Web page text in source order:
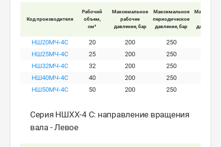
Код производителя
Рабочий
объем,
см³
Максимальное
рабочее
давление, бар
Максимальное
периодическое
давление, бар
давление,
НШ20МЧ-4C 20 200 250
НШ25МЧ-4C
25 200 250
НШ32МЧ-4C
32 200 250
НШ40МЧ-4C
40 200 250
НШ50МЧ-4C
50 200 250
Серия НШXX-4 C: направление вращения
вала - Левое